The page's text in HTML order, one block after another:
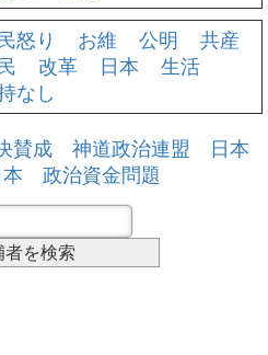
怒り お維 公明
共産
改革 日本
生活
なし
賛成 神道政治連盟
日本
政治資金問題